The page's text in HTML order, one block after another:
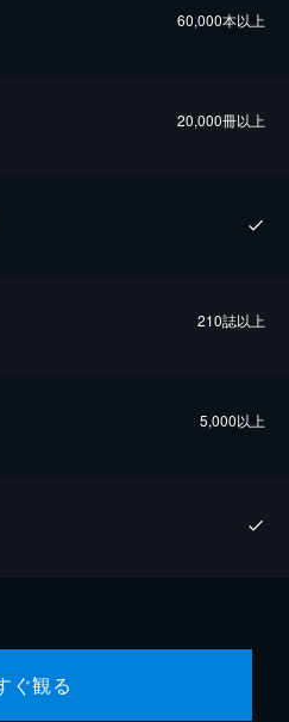
60,000本以上
20,000冊以上
210誌以上
5,000以上
ぐ観る